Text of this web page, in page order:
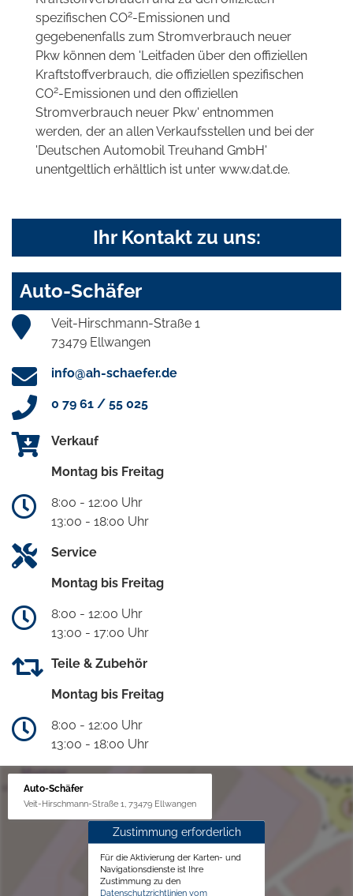
spezifischen CO2-Emissionen und
gegebenenfalls zum Stromverbrauch neuer
Pkw können dem 'Leitfaden über den offiziellen
Kraftstoffverbrauch, die offiziellen spezifischen
CO2-Emissionen und den offiziellen
Stromverbrauch neuer Pkw' entnommen
werden, der an allen Verkaufsstellen und bei der
'Deutschen Automobil Treuhand GmbH'
unentgeltlich erhältlich ist unter www.dat.de.
Ihr Kontakt zu uns:
Auto-Schäfer
Veit-Hirschmann-Straße 1
73479 Ellwangen
info@ah-schaefer.de
0 79 61 / 55 025
Verkauf
Montag bis Freitag
8:00 - 12:00 Uhr
13:00 - 18:00 Uhr
Service
Montag bis Freitag
8:00 - 12:00 Uhr
13:00 - 17:00 Uhr
Teile & Zubehör
Montag bis Freitag
8:00 - 12:00 Uhr
13:00 - 18:00 Uhr
Auto-Schäfer
Veit-Hirschmann-Straße 1, 73479 Ellwangen
Zustimmung erforderlich
Für die Aktivierung der Karten- und
Navigationsdienste ist Ihre
Zustimmung zu den
Datenschutzrichtlinien vom